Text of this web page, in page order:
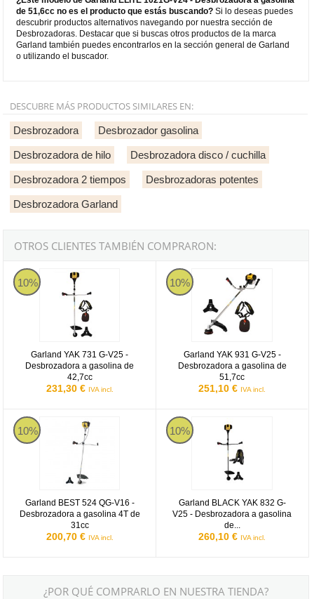
de 51,6cc no es el producto que estás buscando? Si lo deseas puedes
descubrir productos alternativos navegando por nuestra sección de
Desbrozadoras. Destacar que si buscas otros productos de la marca
Garland también puedes encontrarlos en la sección general de Garland
o utilizando el buscador.
DESCUBRE MÁS PRODUCTOS SIMILARES EN:
Desbrozadora Desbrozador gasolina
Desbrozadora de hilo Desbrozadora disco / cuchilla
Desbrozadora 2 tiempos Desbrozadoras potentes
Desbrozadora Garland
OTROS CLIENTES TAMBIÉN COMPRARON:
10%
Garland YAK 731 G-V25 -
Desbrozadora a gasolina de
42,7cc
231,30 € IVA incl.
Garland YAK 731 G-V25
10%
Garland YAK 931 G-V25 -
Desbrozadora a gasolina de
51,7cc
251,10 € IVA incl.
Garland YAK 931 G-V25
10%
Garland BEST 524 QG-V16 -
Desbrozadora a gasolina 4T de
31cc
200,70 € IVA incl.
Garland BEST 524QG-V16
10%
Garland BLACK YAK 832 G-
V25 - Desbrozadora a gasolina
de...
260,10 € IVA incl.
Garland BLACK YAK 832 G-V25
¿POR QUÉ COMPRARLO EN NUESTRA TIENDA?